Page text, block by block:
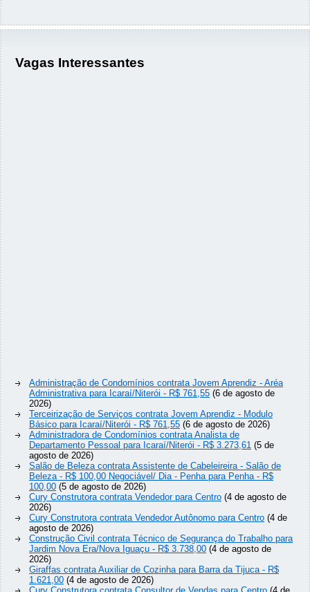
Vagas Interessantes
Administração de Condomínios contrata Jovem Aprendiz - Aréa
Administrativa para Icaraí/Niterói - R$ 761,55 (6 de agosto de
2026)
Terceirização de Serviços contrata Jovem Aprendiz - Modulo
Básico para Icaraí/Niterói - R$ 761,55 (6 de agosto de 2026)
Administradora de Condomínios contrata Analista de
Departamento Pessoal para Icaraí/Niterói - R$ 3.273,61 (5 de
agosto de 2026)
Salão de Beleza contrata Assistente de Cabeleireira - Salão de
Beleza - R$ 100,00 Negociável/ Dia - Penha para Penha - R$
100,00 (5 de agosto de 2026)
Cury Construtora contrata Vendedor para Centro (4 de agosto de
2026)
Cury Construtora contrata Vendedor Autônomo para Centro (4 de
agosto de 2026)
Construção Civil contrata Técnico de Segurança do Trabalho para
Jardim Nova Era/Nova Iguaçu - R$ 3.738,00 (4 de agosto de
2026)
Giraffas contrata Auxiliar de Cozinha para Barra da Tijuca - R$
1.621,00 (4 de agosto de 2026)